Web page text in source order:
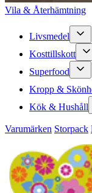
Vila & Återhämtning
Livsmedel
Kosttillskott
Superfood
Kropp &
Kök & Hushåll
Varumärken Storpack